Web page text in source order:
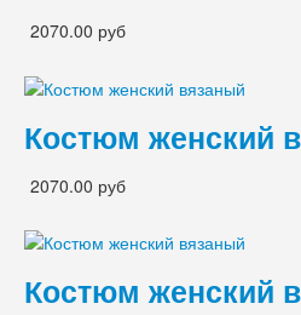
2070.00 руб
Костюм женский
2070.00 руб
Костюм женский